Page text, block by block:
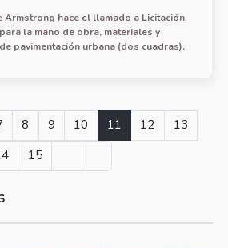
Armstrong hace el llamado a Licitación
la mano de obra, materiales y
pavimentación urbana (dos cuadras).
8 9 10 11 12
13
15